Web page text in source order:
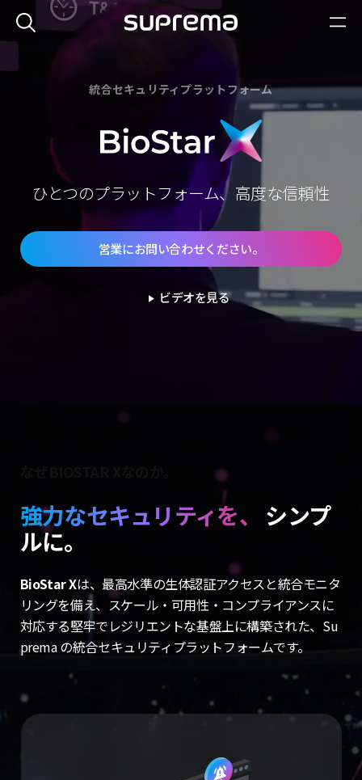
統合セキュリティプラットフォーム
B
i
o
S
t
ひとつのプラットフォーム、高度な信頼性
営業にお問い合わせください。
play_arrow ビデオを見る
強力なセキュリティを、 シンプ
ルに。
BioStar Xは、最高水準の生体認証アクセスと統合モニタ
リングを備え、 スケール・可用性・コンプライアンスに
対応する堅牢でレジリエントな基盤上に構築された、Su
prema の統合セキュリティプラットフォームです。